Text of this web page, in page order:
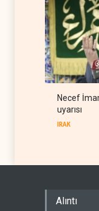
Necef
uyarısı
IRAK
Alıntı